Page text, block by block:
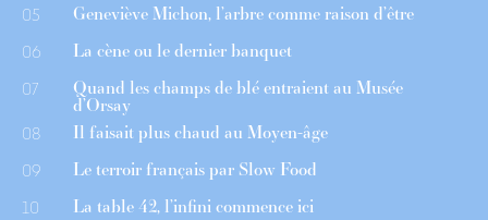
05 Geneviève Michon, l’arbre comme raison d’être
06 La cène ou le dernier banquet
07 Quand les champs de blé entraient au Musée
d’Orsay
08 Il faisait plus chaud au Moyen-âge
09 Le terroir français par Slow Food
10 La table 42, l’infini commence ici